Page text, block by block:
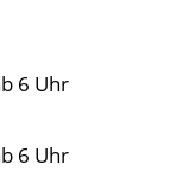
6 Uhr
6 Uhr